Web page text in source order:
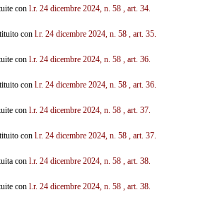
con l.r. 24 dicembre 2024, n. 58 , art. 34.
con l.r. 24 dicembre 2024, n. 58 , art. 35.
con l.r. 24 dicembre 2024, n. 58 , art. 36.
con l.r. 24 dicembre 2024, n. 58 , art. 36.
con l.r. 24 dicembre 2024, n. 58 , art. 37.
con l.r. 24 dicembre 2024, n. 58 , art. 37.
con l.r. 24 dicembre 2024, n. 58 , art. 38.
con l.r. 24 dicembre 2024, n. 58 , art. 38.